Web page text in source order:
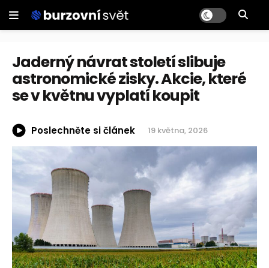
Jaderný návrat století slibuje
astronomické zisky. Akcie, které
se v květnu vyplatí koupit
Poslechněte si článek 19 května, 2026